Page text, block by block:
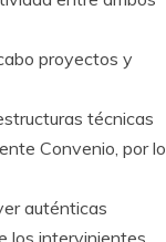
proyectos y
técnicas
Convenio, por lo
auténticas